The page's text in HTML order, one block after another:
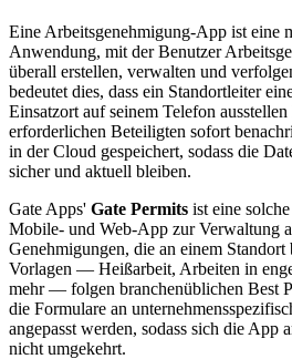
Eine Arbeitsgenehmigung-App ist eine
Anwendung, mit der Benutzer
überall erstellen, verwalten und
bedeutet dies, dass ein Standortleiter
Einsatzort auf seinem Telefon
erforderlichen Beteiligten sofort
in der Cloud gespeichert, sodass die
sicher und aktuell bleiben.
Gate Apps' Gate Permits ist eine
Mobile- und Web-App zur Verwaltung
Genehmigungen, die an einem
Vorlagen — Heißarbeit, Arbeiten in
mehr — folgen branchenüblichen Best
die Formulare an
angepasst werden, sodass sich die App
nicht umgekehrt.